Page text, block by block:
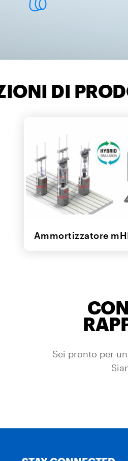
DI
Ammortizzatore
Sei pronto per